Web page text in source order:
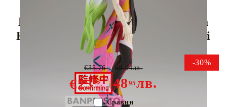
Demon Slayer: Kimetsu No Yaiba
Колекционерска Фигурка - Daki
-30%
€2503 48 95лв.
€35.76 69.94лв.
Сравни